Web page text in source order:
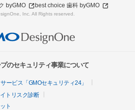
byGMO
best choice 歯科 byGMO
Inc. All Rights reserved.
のセキュリティ事業について
ービス「GMOセキュリティ24」
トリスク診断
ト